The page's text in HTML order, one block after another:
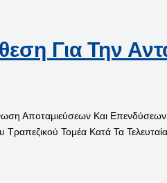
Για Την
Αποταμιεύσεων Και Επενδύσεων
Τραπεζικού Τομέα Κατά Τα